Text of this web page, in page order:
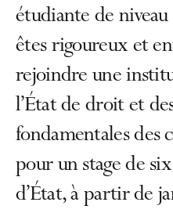
étudiante de niveau
êtes rigoureux et
rejoindre une
l’État de droit et
fondamentales des
pour un stage de
d’État, à partir de